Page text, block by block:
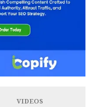
VIDEOS